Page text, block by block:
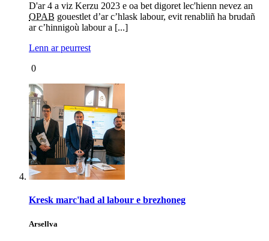
D'ar 4 a viz Kerzu 2023 e oa bet digoret lec'hienn nevez an
OPAB gouestlet d’ar c’hlask labour, evit renabliñ ha brudañ
ar c’hinnigoù labour a [...]
Lenn ar peurrest
0
Kresk marc'had al labour e brezhoneg
Arsellva